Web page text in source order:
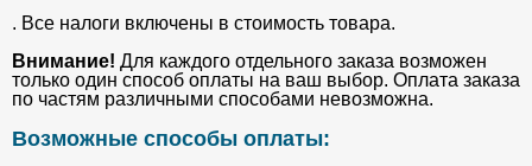
. Все налоги включены в стоимость товара.
Внимание! Для каждого отдельного заказа возможен
только один способ оплаты на ваш выбор. Оплата заказа
по частям различными способами невозможна.
Возможные способы оплаты: